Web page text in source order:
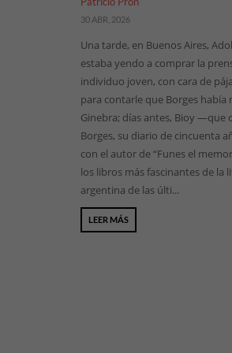
30 ABR, 2026
Una tarde, en Buenos Aires,
estaba yendo a comprar la
individuo joven, con cara de
para contarle que Borges había
Ginebra; días antes, Bioy —que
Borges, su diario de cincuenta
con el autor de “Funes el
los libros más fascinantes de la
argentina de las últi...
LEER MÁS